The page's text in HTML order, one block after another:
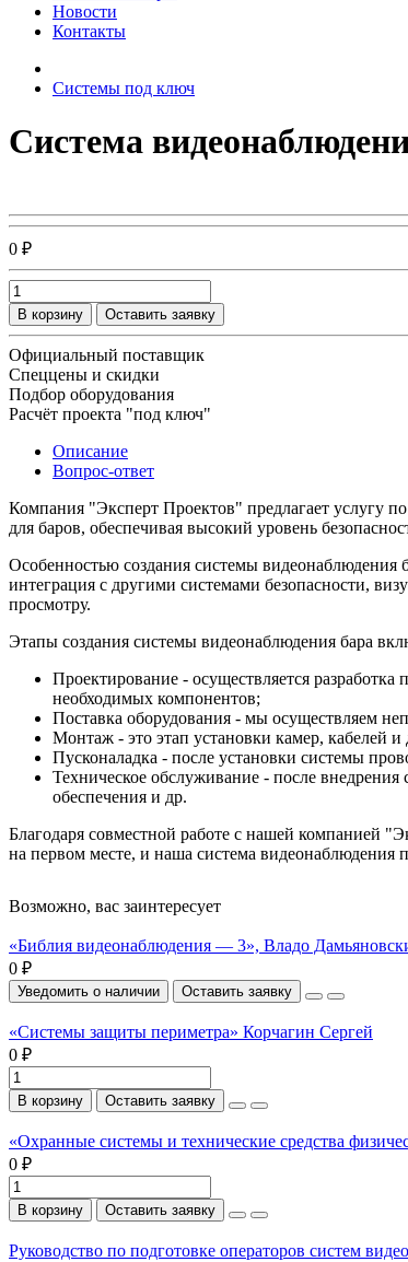
Новости
Контакты
Системы под ключ
Система
0 ₽
В корзину Оставить заявку
Официальный поставщик
Спеццены и скидки
Подбор оборудования
Расчёт проекта "под ключ"
Описание
Вопрос-ответ
Компания "Эксперт Проектов" предлагает услугу
для баров, обеспечивая высокий уровень
Особенностью создания системы видеонаблюдения
интеграция с другими системами безопасности,
просмотру.
Этапы создания системы видеонаблюдения бара
Проектирование - осуществляется
необходимых компонентов;
Поставка оборудования - мы осуществляем
Монтаж - это этап установки камер, кабелей и
Пусконаладка - после установки системы
Техническое обслуживание - после
обеспечения и др.
Благодаря совместной работе с нашей компанией
на первом месте, и наша система видеонаблюдения
Возможно, вас заинтересует
«Библия видеонаблюдения — 3», Владо
0 ₽
Уведомить о наличии Оставить заявку
«Системы защиты периметра» Корчагин Сергей
0 ₽
В корзину Оставить заявку
«Охранные системы и технические средства
0 ₽
В корзину Оставить заявку
Руководство по подготовке операторов систем